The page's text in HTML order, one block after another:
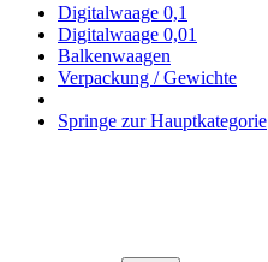
Digitalwaage 0,1
Digitalwaage 0,01
Balkenwaagen
Verpackung / Gewichte
Springe zur Hauptkategorie